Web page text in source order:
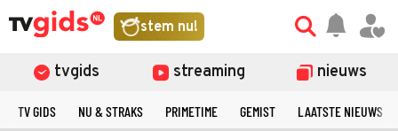
stem nu!
tvgids streaming nieuws
TV GIDS NU & STRAKS PRIMETIME GEMIST LAATSTE NIEUWS